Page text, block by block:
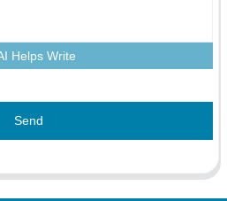
Helps Write
Send